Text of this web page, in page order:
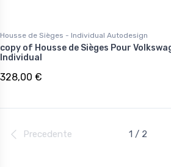
Housse de Sièges - Individual Autodesign
copy of Housse de Sièges Pour
Individual
328,00 €
Precedente 1 / 2